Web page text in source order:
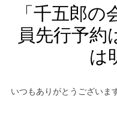
「千五郎
員先行予約
は
いつもありがとうございます